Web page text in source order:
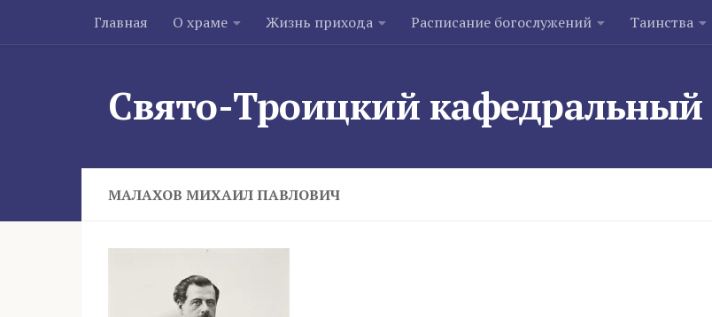
Skip to content
Главная О храме Жизнь прихода Расписание богослужений Таинства
Свято-Троицкий кафедральный
МАЛАХОВ МИХАИЛ ПАВЛОВИЧ